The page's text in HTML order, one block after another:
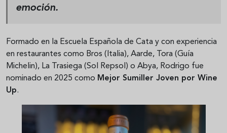
emoción.
Formado en la Escuela Española de Cata y con experiencia
en restaurantes como Bros (Italia), Aarde, Tora (Guía
Michelin), La Trasiega (Sol Repsol) o Abya, Rodrigo fue
nominado en 2025 como Mejor Sumiller Joven por Wine
Up.